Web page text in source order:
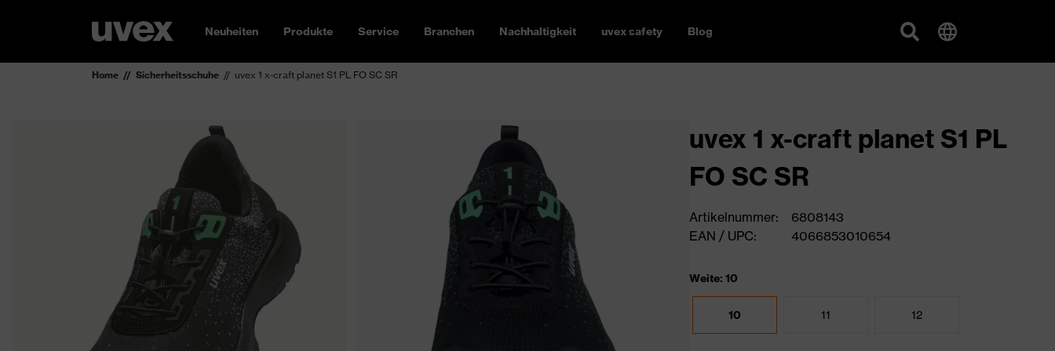
Neuheiten Produkte Service Branchen Nachhaltigkeit uvex safety Blog
Home Sicherheitsschuhe uvex 1 x-craft planet S1 PL FO SC SR
uvex 1 x-craft planet S1 PL
FO SC SR
Artikelnummer:
6808143
EAN / UPC:
4066853010654
Weite: 10
10 11 12